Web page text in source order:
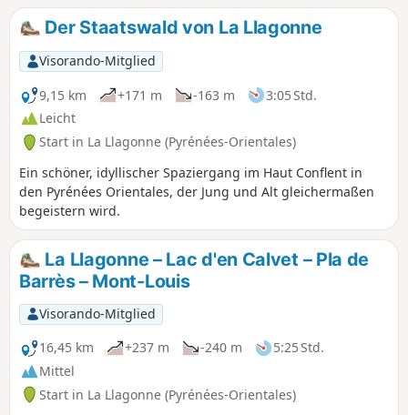
Der Staatswald von La Llagonne
Visorando-Mitglied
9,15 km
+171 m -163 m
3:05 Std.
Leicht
Start in La Llagonne (Pyrénées-Orientales)
Ein schöner, idyllischer Spaziergang im Haut Conflent in
den Pyrénées Orientales, der Jung und Alt gleichermaßen
begeistern wird.
La Llagonne – Lac d'en Calvet – Pla de
Barrès – Mont-Louis
Visorando-Mitglied
16,45 km
+237 m -240 m
5:25 Std.
Mittel
Start in La Llagonne (Pyrénées-Orientales)